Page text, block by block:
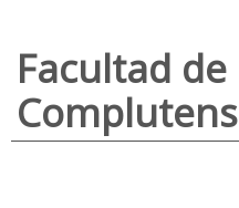
Facultad